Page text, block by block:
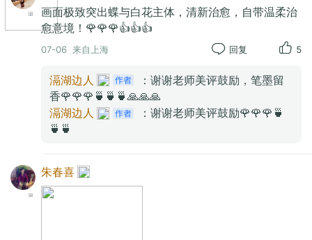
画面极致突出蝶与白花主体，清新治愈，自带温柔治
愈意境！🌹🌹🌹👍👍👍
07-06 来自上海 回复 5
滆湖边人
：谢谢老师美评鼓励，笔墨留
香🌹🌹🌹🍵🍵🍵🙏🙏🙏
滆湖边人
：谢谢老师美评鼓励🌹🌹🌹🍵
🍵🍵
朱春喜